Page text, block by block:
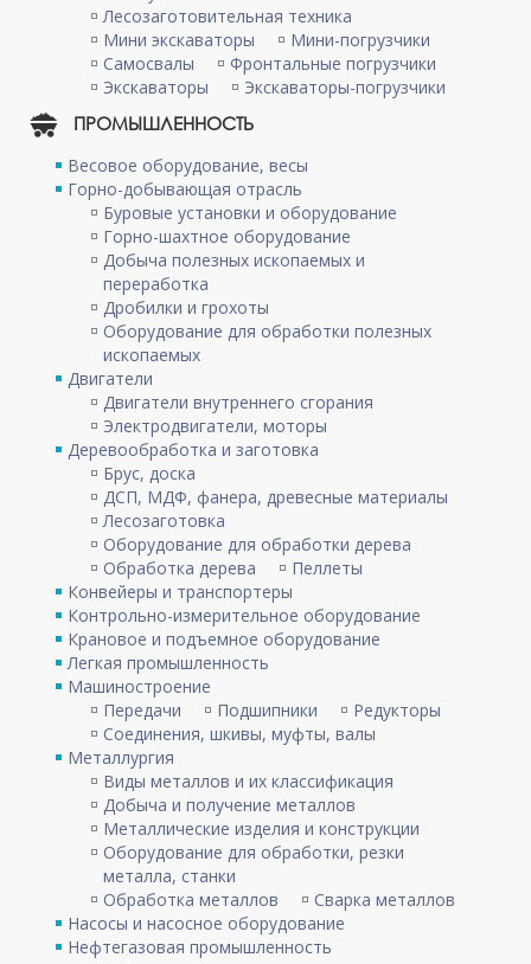
Лесозаготовительная техника
Мини экскаваторы
Мини-погрузчики
Самосвалы
Фронтальные погрузчики
Экскаваторы
Экскаваторы-погрузчики
ПРОМЫШЛЕННОСТЬ
Весовое оборудование, весы
Горно-добывающая отрасль
Буровые установки и оборудование
Горно-шахтное оборудование
Добыча полезных ископаемых и
переработка
Дробилки и грохоты
Оборудование для обработки полезных
ископаемых
Двигатели
Двигатели внутреннего сгорания
Электродвигатели, моторы
Деревообработка и заготовка
Брус, доска
ДСП, МДФ, фанера, древесные материалы
Лесозаготовка
Оборудование для обработки дерева
Обработка дерева
Пеллеты
Конвейеры и транспортеры
Контрольно-измерительное оборудование
Крановое и подъемное оборудование
Легкая промышленность
Машиностроение
Передачи
Подшипники
Редукторы
Соединения, шкивы, муфты, валы
Металлургия
Виды металлов и их классификация
Добыча и получение металлов
Металлические изделия и конструкции
Оборудование для обработки, резки
металла, станки
Обработка металлов
Сварка металлов
Насосы и насосное оборудование
Нефтегазовая промышленность